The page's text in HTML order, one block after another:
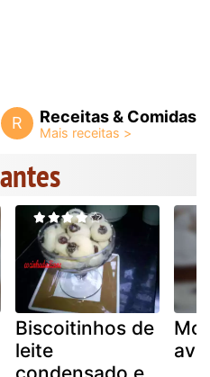
R Receitas & Comidas
Biscoitinhos de
leite